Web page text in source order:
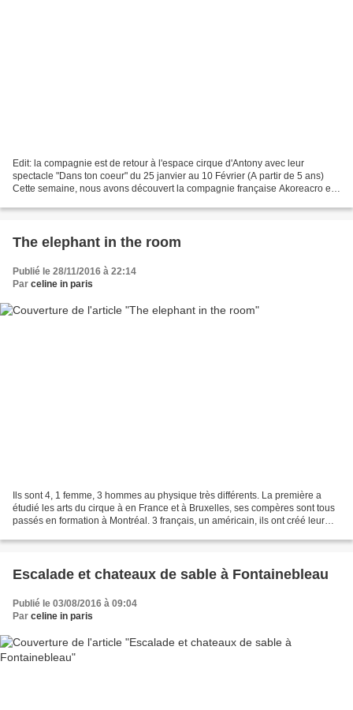
Edit: la compagnie est de retour à l'espace cirque d'Antony avec leur
spectacle "Dans ton coeur" du 25 janvier au 10 Février (A partir de 5 ans)
Cette semaine, nous avons découvert la compagnie française Akoreacro et
The elephant in the room
Publié le 28/11/2016 à 22:14
Par celine in paris
Ils sont 4, 1 femme, 3 hommes au physique très différents. La première a
étudié les arts du cirque à en France et à Bruxelles, ses compères sont tous
passés en formation à Montréal. 3 français, un américain, ils ont créé leur
Escalade et chateaux de sable à Fontainebleau
Publié le 03/08/2016 à 09:04
Par celine in paris